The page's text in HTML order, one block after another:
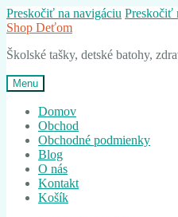
Preskočiť na navigáciu Preskočiť
Shop Deťom
Školské tašky, detské batohy,
Menu
Domov
Obchod
Obchodné podmienky
Blog
O nás
Kontakt
Košík